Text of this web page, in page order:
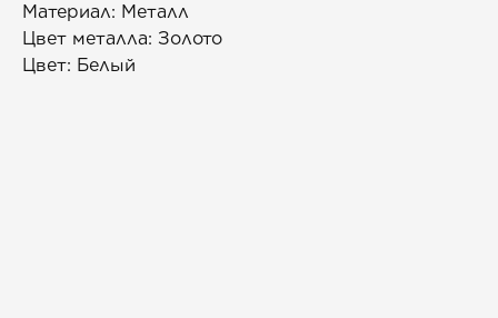
Материал: Металл
Цвет металла: Золото
Цвет: Белый